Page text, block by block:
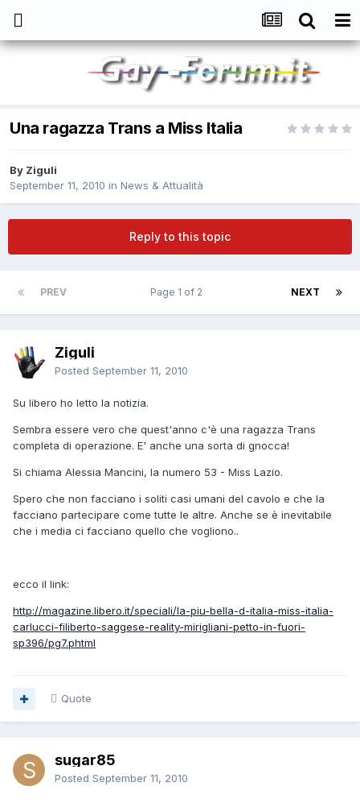
Una ragazza Trans a Miss Italia
By Ziguli
September 11, 2010 in News & Attualità
Reply to this topic
PREV NEXT
Page 1 of 2
Ziguli
Posted September 11, 2010
Su libero ho letto la notizia.
Sembra essere vero che quest'anno c'è una ragazza Trans
completa di operazione. E' anche una sorta di gnocca!
Si chiama Alessia Mancini, la numero 53 - Miss Lazio.
Spero che non facciano i soliti casi umani del cavolo e che la
facciano partecipare come tutte le altre. Anche se è inevitabile
che i media ci facciano quello che vogliono..
ecco il link:
http://magazine.libero.it/speciali/la-piu-bella-d-italia-miss-italia-
carlucci-filiberto-saggese-reality-mirigliani-petto-in-fuori-
sp396/pg7.phtml
Quote
sugar85
Posted September 11, 2010